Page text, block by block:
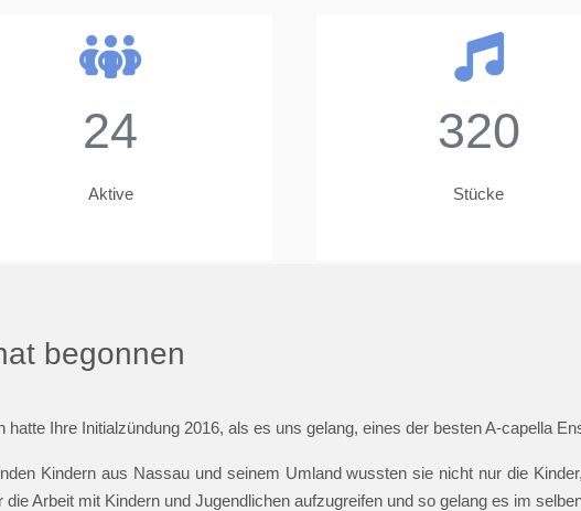
24
Aktive
320
Stücke
begonnen
Ihre Initialzündung 2016, als es uns gelang, eines der besten A-capella
Kindern aus Nassau und seinem Umland wussten sie nicht nur die
Arbeit mit Kindern und Jugendlichen aufzugreifen und so gelang es im